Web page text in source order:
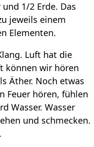
1/2 Erde. Das
jeweils einem
Elementen.
Luft hat die
können wir hören
Äther. Noch etwas
Feuer hören, fühlen
Wasser. Wasser
und schmecken.